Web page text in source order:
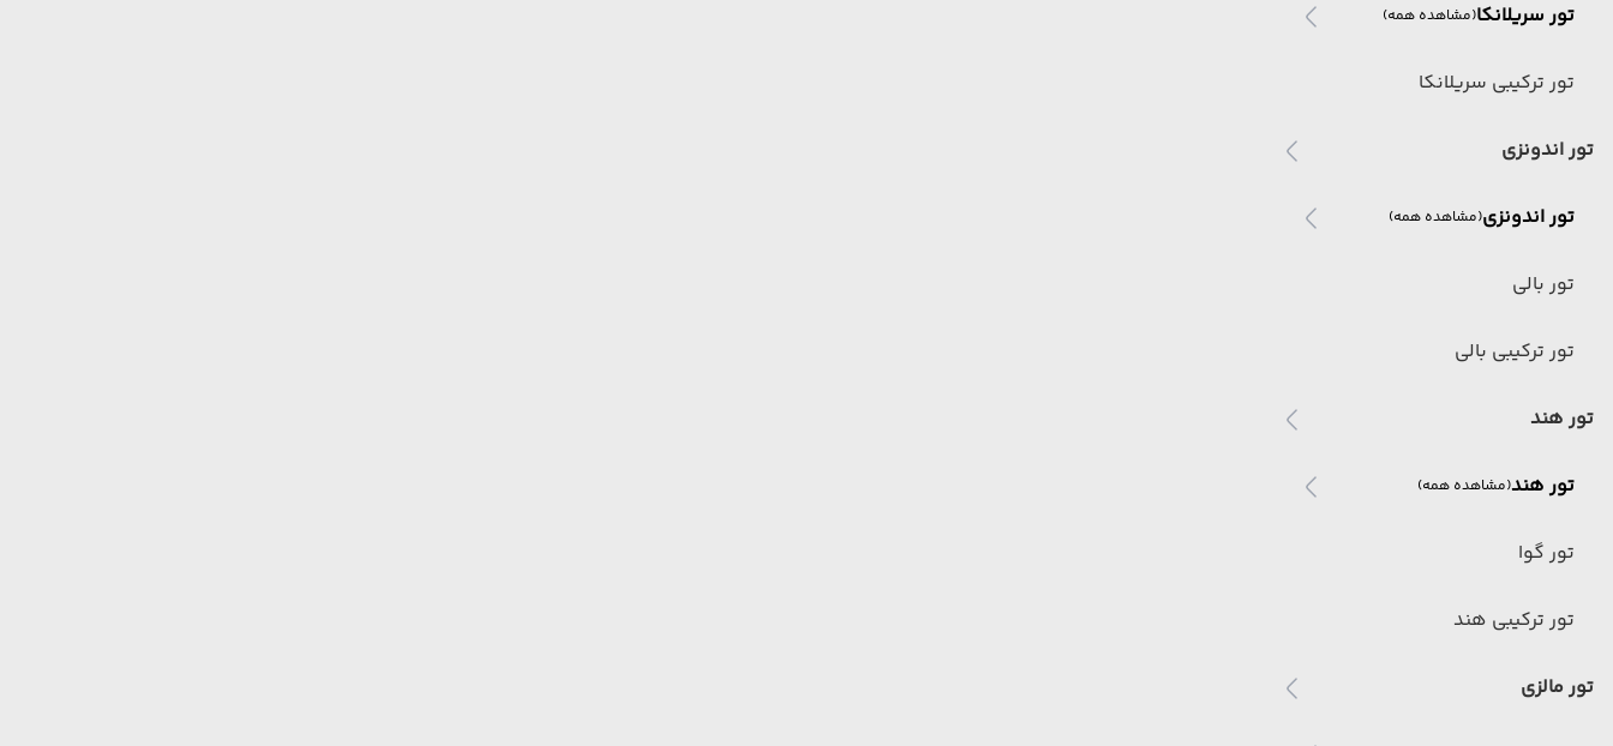
تور سریلانکا(مشاهده همه)
تور ترکیبی سریلانکا
تور اندونزی
تور اندونزی(مشاهده همه)
تور بالی
تور ترکیبی بالی
تور هند
تور هند(مشاهده همه)
تور گوا
تور ترکیبی هند
تور مالزی